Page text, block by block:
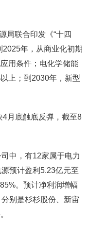
局联合印发《“十四
2025年，从商业化初期
用条件；电化学储能
上；到2030年，新型
月底触底反弹，截至8
中，有12家属于电力
预计盈利5.23亿元至
。预计净利润增幅
别是杉杉股份、新宙